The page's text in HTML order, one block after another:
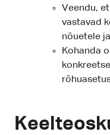
Veendu,
vastavad
nõuetele
Kohanda